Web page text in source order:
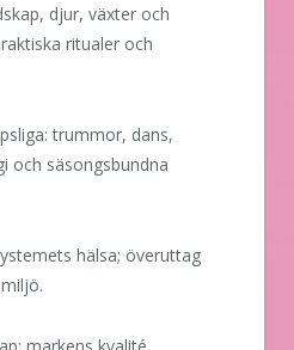
djur, växter och
ritualer och
trummor, dans,
och säsongsbundna
hälsa; överuttag